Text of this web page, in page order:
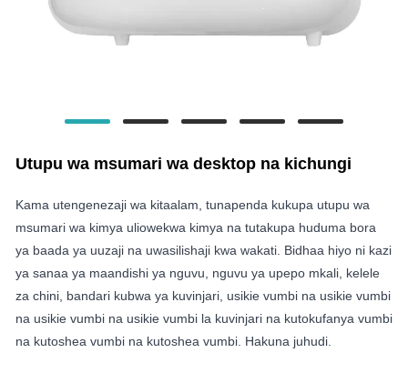
Utupu wa msumari wa desktop na kichungi
Kama utengenezaji wa kitaalam, tunapenda kukupa utupu wa
msumari wa kimya uliowekwa kimya na tutakupa huduma bora
ya baada ya uuzaji na uwasilishaji kwa wakati. Bidhaa hiyo ni kazi
ya sanaa ya maandishi ya nguvu, nguvu ya upepo mkali, kelele
za chini, bandari kubwa ya kuvinjari, usikie vumbi na usikie vumbi
na usikie vumbi na usikie vumbi la kuvinjari na kutokufanya vumbi
na kutoshea vumbi na kutoshea vumbi. Hakuna juhudi.